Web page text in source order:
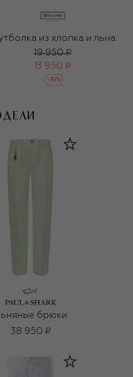
из хлопка и льна
19 950 ₽
13 950 ₽
-30%
брюки
38 950 ₽